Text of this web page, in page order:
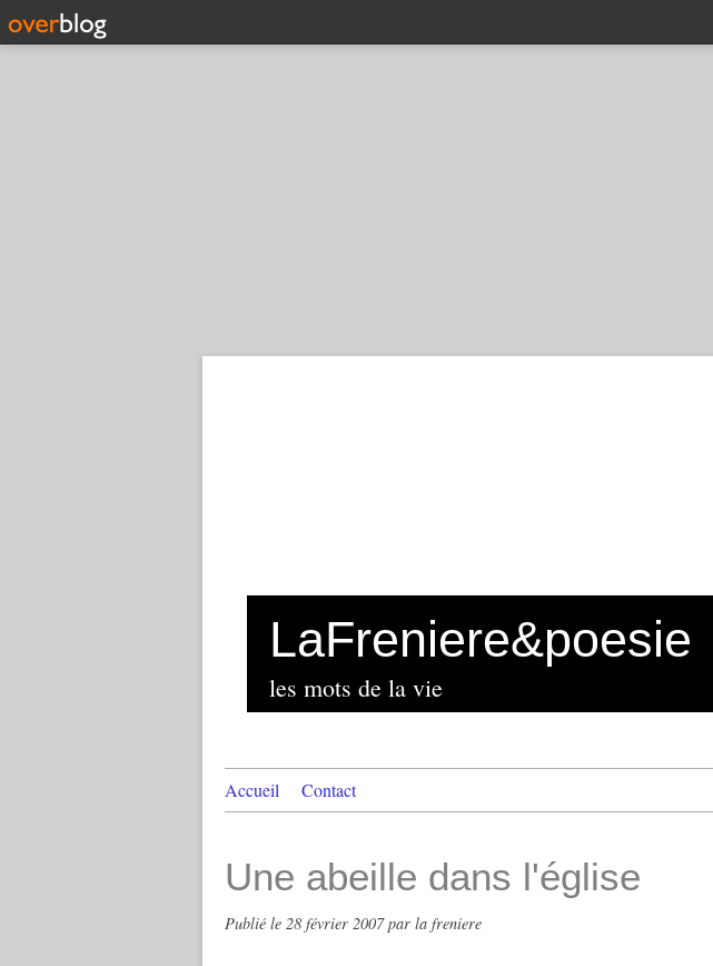
LaFreniere&poesie
les mots de la vie
Accueil Contact
Une abeille dans l'église
Publié le 28 février 2007par la freniere